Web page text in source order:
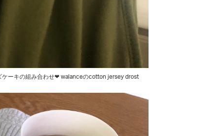
ケーキの組み合わせ❤︎ walanceのcotton jersey drost